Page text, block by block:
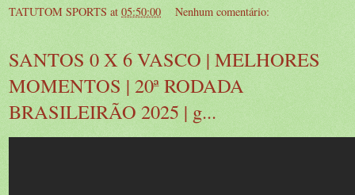
TATUTOM SPORTS at 05:50:00 Nenhum comentário:
SANTOS 0 X 6 VASCO | MELHORES
MOMENTOS | 20ª RODADA
BRASILEIRÃO 2025 | g...